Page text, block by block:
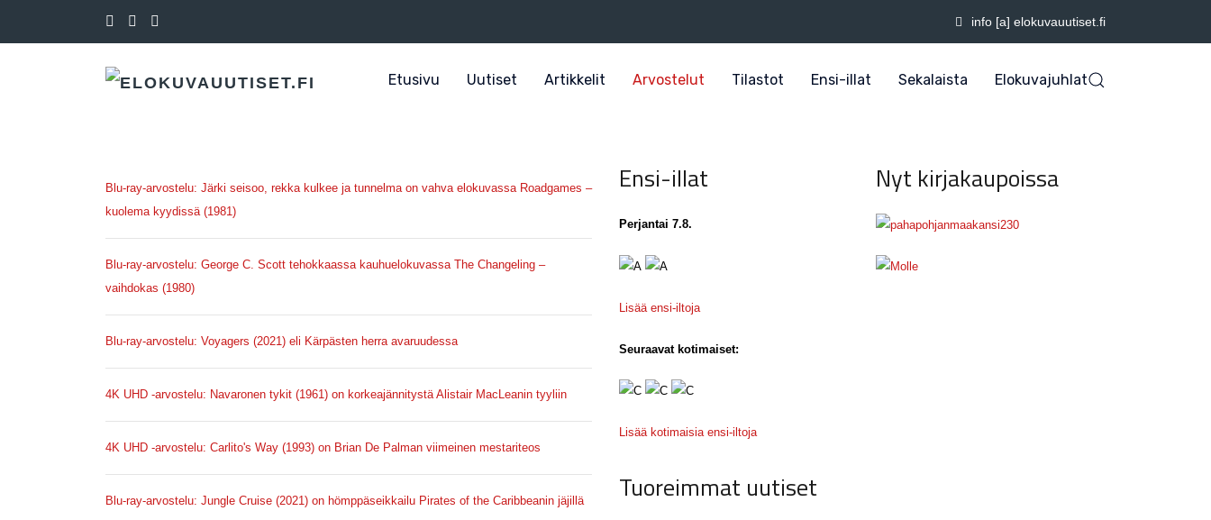
info [a] elokuvauutiset.fi
Etusivu Uutiset Artikkelit Arvostelut Tilastot Ensi-illat Sekalaista Elokuvajuhlat
Blu-ray-arvostelu: Järki seisoo, rekka kulkee ja tunnelma on vahva elokuvassa Roadgames –
kuolema kyydissä (1981)
Blu-ray-arvostelu: George C. Scott tehokkaassa kauhuelokuvassa The Changeling –
vaihdokas (1980)
Blu-ray-arvostelu: Voyagers (2021) eli Kärpästen herra avaruudessa
4K UHD -arvostelu: Navaronen tykit (1961) on korkeajännitystä Alistair MacLeanin tyyliin
4K UHD -arvostelu: Carlito's Way (1993) on Brian De Palman viimeinen mestariteos
Blu-ray-arvostelu: Jungle Cruise (2021) on hömppäseikkailu Pirates of the Caribbeanin jäjillä
Ensi-illat
Perjantai 7.8.
Lisää ensi-iltoja
Seuraavat kotimaiset:
Lisää kotimaisia ensi-iltoja
Tuoreimmat uutiset
Nyt kirjakaupoissa